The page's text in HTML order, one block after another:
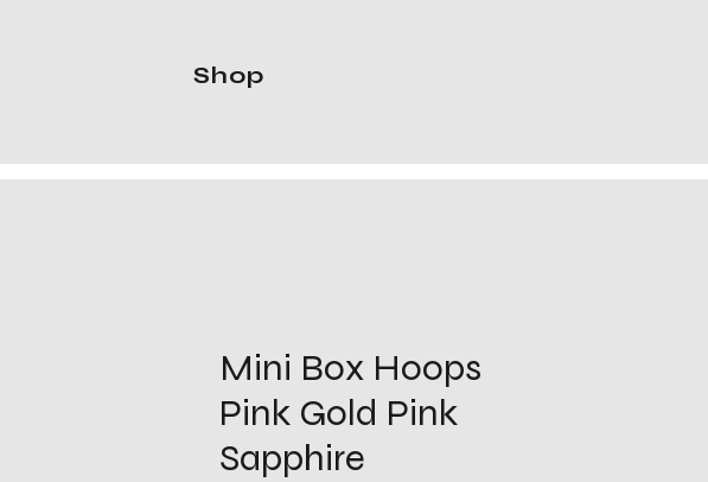
Shop
Mini Box Hoops
Pink Gold Pink
Sapphire